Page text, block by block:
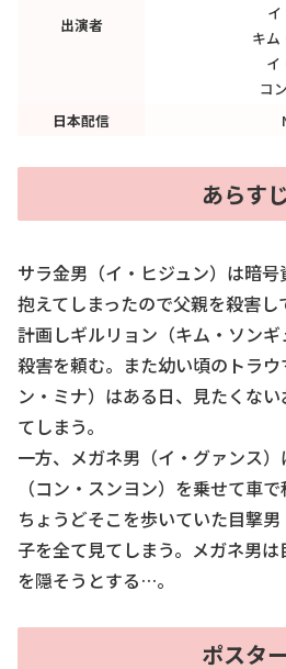
出演者
イ
キム
イ
コ
日本配信
あらすじ
サラ金男（イ・ヒジュン）は暗
抱えてしまったので父親を殺害
計画しギルリョン（キム・ソン
殺害を頼む。また幼い頃のトラ
ン・ミナ）はある日、見たくな
てしまう。
一方、メガネ男（イ・グァンス
（コン・スンヨン）を乗せて車
ちょうどそこを歩いていた目撃
子を全て見てしまう。メガネ男
を隠そうとする…。
ポスタ